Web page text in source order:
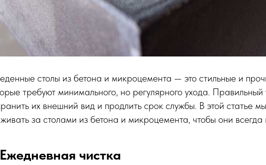
столы из бетона и микроцемента — это стильные и
требуют минимального, но регулярного ухода.
их внешний вид и продлить срок службы. В этой статье
за столами из бетона и микроцемента, чтобы они всегда
чистка